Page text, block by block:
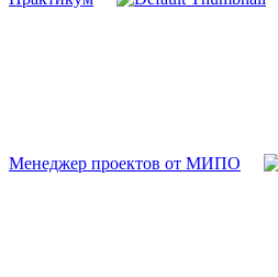
Менеджер проектов от МИПО